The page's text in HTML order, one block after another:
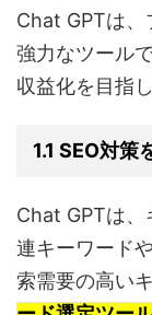
Chat GPTは、
強力なツール
収益化を目指
1.1 SEO対策
Chat GPTは、
連キーワード
索需要の高い